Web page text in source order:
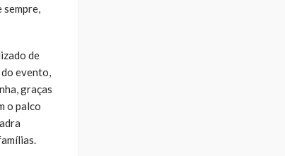
de
evento,
graças
o palco